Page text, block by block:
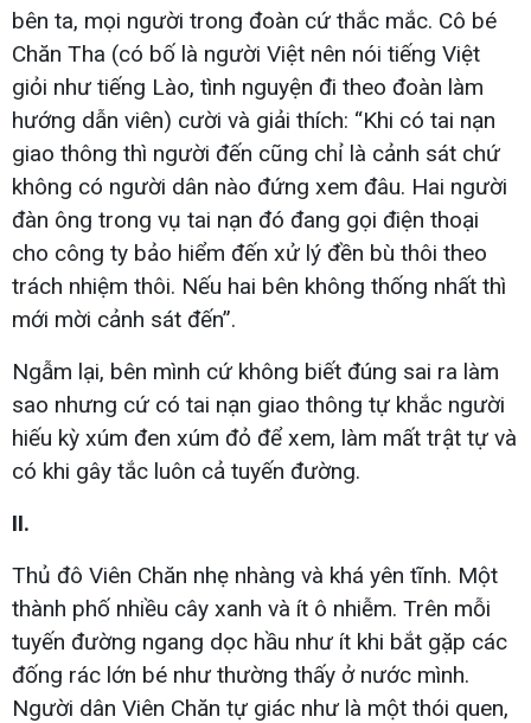
bên ta, mọi người trong đoàn cứ thắc mắc. Cô bé
Chăn Tha (có bố là người Việt nên nói tiếng Việt
giỏi như tiếng Lào, tình nguyện đi theo đoàn làm
hướng dẫn viên) cười và giải thích: “Khi có tai nạn
giao thông thì người đến cũng chỉ là cảnh sát chứ
không có người dân nào đứng xem đâu. Hai người
đàn ông trong vụ tai nạn đó đang gọi điện thoại
cho công ty bảo hiểm đến xử lý đền bù thôi theo
trách nhiệm thôi. Nếu hai bên không thống nhất thì
mới mời cảnh sát đến”.
Ngẫm lại, bên mình cứ không biết đúng sai ra làm
sao nhưng cứ có tai nạn giao thông tự khắc người
hiếu kỳ xúm đen xúm đỏ để xem, làm mất trật tự và
có khi gây tắc luôn cả tuyến đường.
II.
Thủ đô Viên Chăn nhẹ nhàng và khá yên tĩnh. Một
thành phố nhiều cây xanh và ít ô nhiễm. Trên mỗi
tuyến đường ngang dọc hầu như ít khi bắt gặp các
đống rác lớn bé như thường thấy ở nước mình.
Người dân Viên Chăn tự giác như là một thói quen,